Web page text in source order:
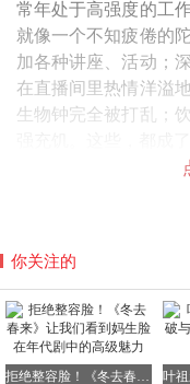
常年处于高强度的工
就像一个不知疲倦的
加各种讲座、活动；
在直播间里热情洋溢
生物钟完全被打乱；
套餐”。当时，大家
心上。如今回想起来
自己的要求近乎苛刻
长期资助那些贫困学
了近千万元，为教育
你关注的
拒绝整容脸！《冬去春来》让我们看到妈生脸在年代剧中的高级魅力